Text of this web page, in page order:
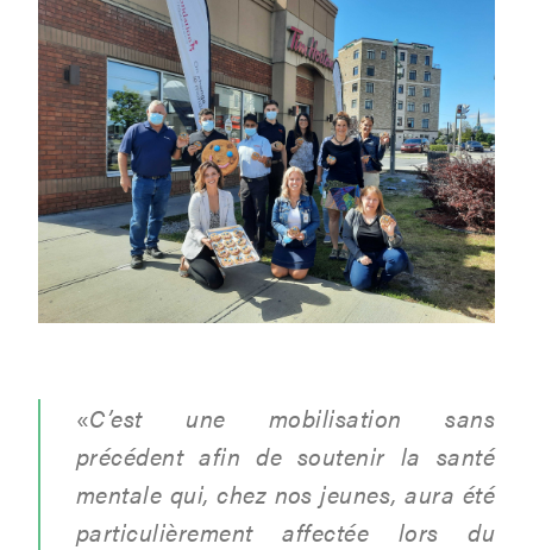
«C’est une mobilisation sans
précédent afin de soutenir la santé
mentale qui, chez nos jeunes, aura été
particulièrement affectée lors du